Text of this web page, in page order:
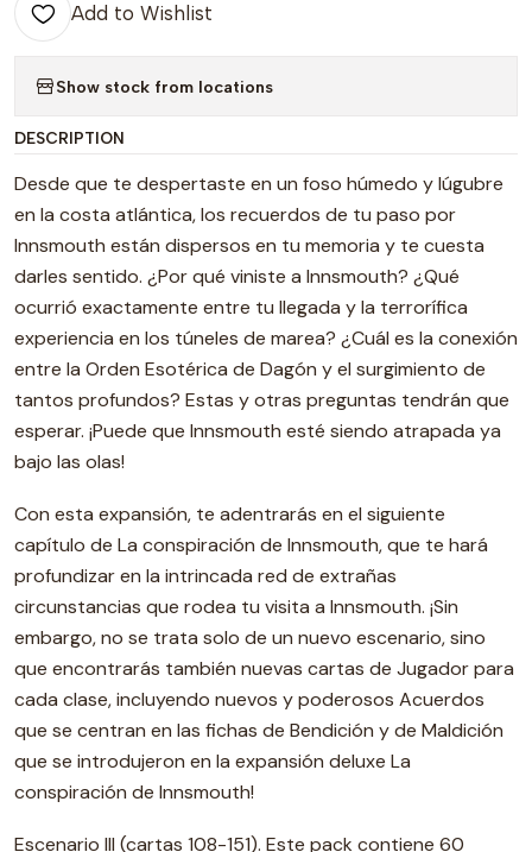
Add to Wishlist
Show stock from locations
DESCRIPTION
Desde que te despertaste en un foso húmedo y lúgubre
en la costa atlántica, los recuerdos de tu paso por
Innsmouth están dispersos en tu memoria y te cuesta
darles sentido. ¿Por qué viniste a Innsmouth? ¿Qué
ocurrió exactamente entre tu llegada y la terrorífica
experiencia en los túneles de marea? ¿Cuál es la conexión
entre la Orden Esotérica de Dagón y el surgimiento de
tantos profundos? Estas y otras preguntas tendrán que
esperar. ¡Puede que Innsmouth esté siendo atrapada ya
bajo las olas!
Con esta expansión, te adentrarás en el siguiente
capítulo de La conspiración de Innsmouth, que te hará
profundizar en la intrincada red de extrañas
circunstancias que rodea tu visita a Innsmouth. ¡Sin
embargo, no se trata solo de un nuevo escenario, sino
que encontrarás también nuevas cartas de Jugador para
cada clase, incluyendo nuevos y poderosos Acuerdos
que se centran en las fichas de Bendición y de Maldición
que se introdujeron en la expansión deluxe La
conspiración de Innsmouth!
Escenario III (cartas 108-151). Este pack contiene 60